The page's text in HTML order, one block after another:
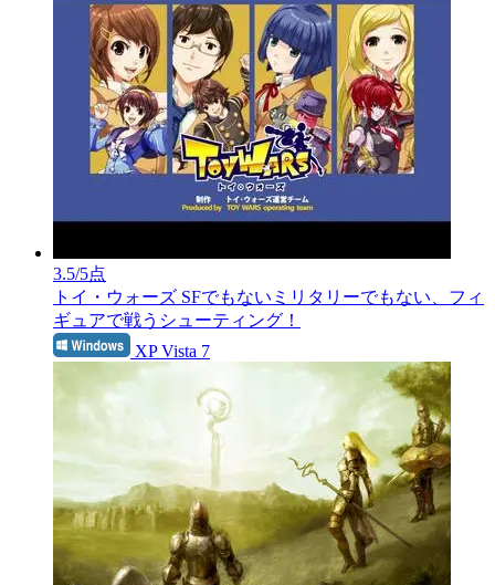
3.5/5点
トイ・ウォーズ SFでもないミリタリーでもない、フィ
ギュアで戦うシューティング！
XP Vista 7